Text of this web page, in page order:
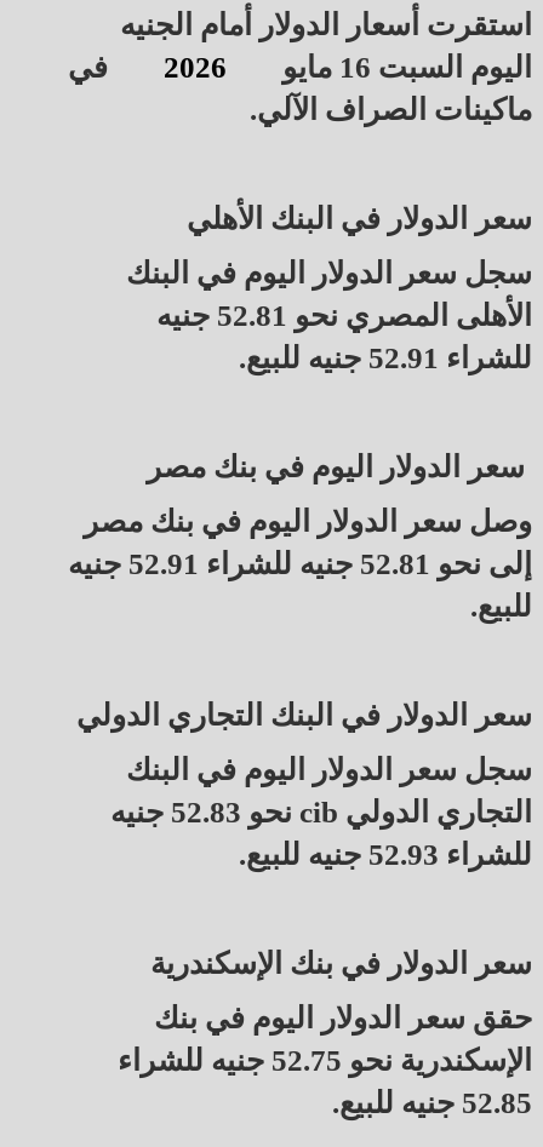
استقرت أسعار الدولار أمام الجنيه
اليوم السبت 16 مايو
في
ماكينات الصراف الآلي.
سعر الدولار في البنك الأهلي
سجل سعر الدولار اليوم في البنك
الأهلى المصري نحو 52.81 جنيه
للشراء 52.91 جنيه للبيع.
سعر الدولار اليوم في بنك مصر
وصل سعر الدولار اليوم في بنك مصر
إلى نحو 52.81 جنيه للشراء 52.91 جنيه
للبيع.
سعر الدولار في البنك التجاري الدولي
سجل سعر الدولار اليوم في البنك
التجاري الدولي cib نحو 52.83 جنيه
للشراء 52.93 جنيه للبيع.
سعر الدولار في بنك الإسكندرية
حقق سعر الدولار اليوم في بنك
الإسكندرية نحو 52.75 جنيه للشراء
52.85 جنيه للبيع.